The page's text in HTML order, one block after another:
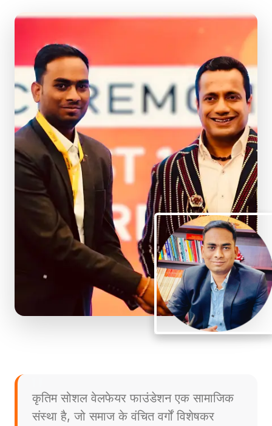
कृतिम सोशल वेलफेयर फाउंडेशन एक सामाजिक
संस्था है, जो समाज के वंचित वर्गों विशेषकर